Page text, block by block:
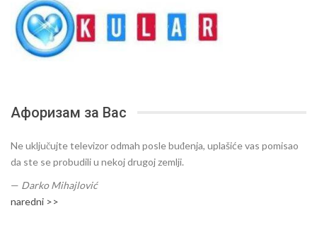
Афоризам за Вас
Ne uključujte televizor odmah posle buđenja, uplašiće vas pomisao
da ste se probudili u nekoj drugoj zemlji.
— Darko Mihajlović
naredni >>